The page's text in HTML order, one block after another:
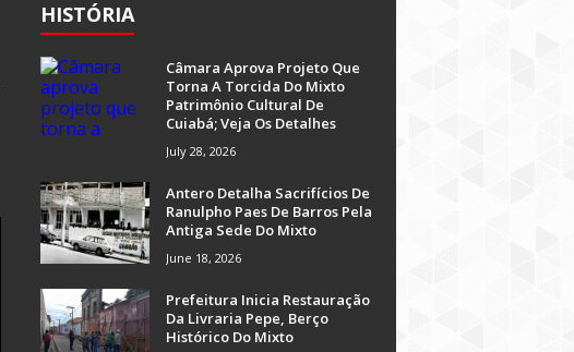
HISTÓRIA
Câmara Aprova Projeto Que
Torna A Torcida Do Mixto
Patrimônio Cultural De
Cuiabá; Veja Os Detalhes
July 28, 2026
Antero Detalha Sacrifícios De
Ranulpho Paes De Barros Pela
Antiga Sede Do Mixto
June 18, 2026
Prefeitura Inicia Restauração
Da Livraria Pepe, Berço
Histórico Do Mixto